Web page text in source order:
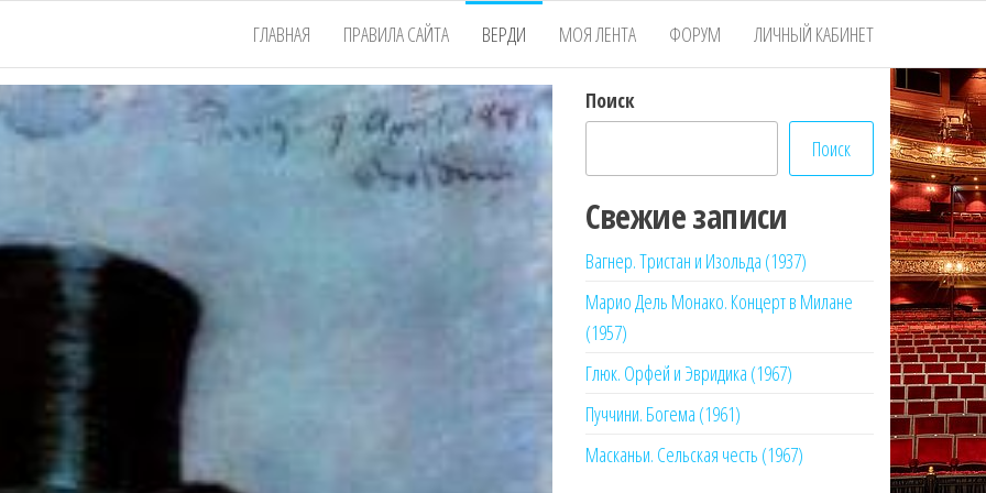
ГЛАВНАЯ ПРАВИЛА САЙТА ВЕРДИ МОЯ ЛЕНТА ФОРУМ ЛИЧНЫЙ КАБИНЕТ
Поиск
Поиск
Свежие записи
Вагнер. Тристан и Изольда (1937)
Марио Дель Монако. Концерт в Милане
(1957)
Глюк. Орфей и Эвридика (1967)
Пуччини. Богема (1961)
Масканьи. Сельская честь (1967)